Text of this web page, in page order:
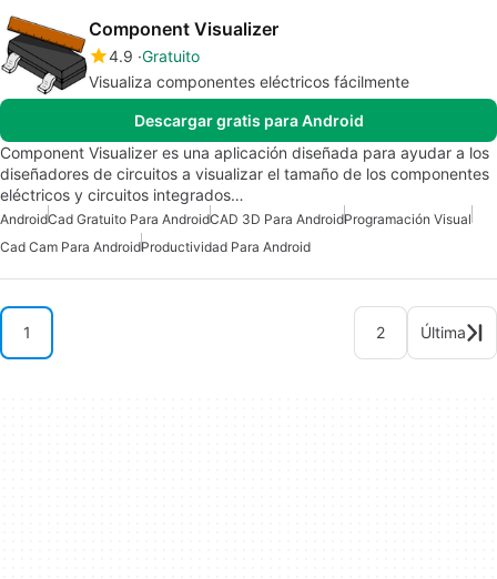
Component Visualizer
4.9 Gratuito
Visualiza componentes eléctricos fácilmente
Descargar gratis para Android
Component Visualizer es una aplicación diseñada para ayudar a los
diseñadores de circuitos a visualizar el tamaño de los componentes
eléctricos y circuitos integrados…
AndroidCad Gratuito Para AndroidCAD 3D Para AndroidProgramación Visual
Cad Cam Para AndroidProductividad Para Android
1 2 Última